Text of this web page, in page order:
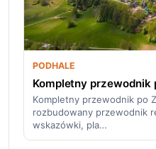
PODHALE
Kompletny przewodnik
Kompletny przewodnik po
rozbudowany przewodnik
wskazówki, pla…